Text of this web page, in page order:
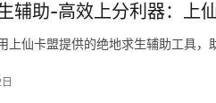
辅助-高效上分利器：上
上仙卡盟提供的绝地求生辅助工具，